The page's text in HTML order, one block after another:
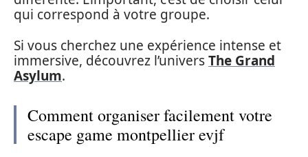
qui correspond à votre groupe.
Si vous cherchez une expérience intense et
immersive, découvrez l’universThe Grand
Asylum.
Comment organiser facilement votre
escape game montpellier evjf